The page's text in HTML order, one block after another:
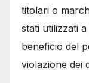
titolari o
stati utilizzati
beneficio del
violazione dei